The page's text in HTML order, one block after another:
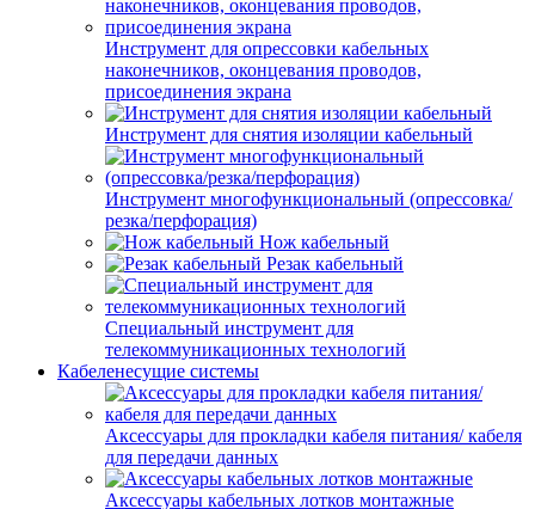
Инструмент для опрессовки кабельных
наконечников, оконцевания проводов,
присоединения экрана
Инструмент для снятия изоляции кабельный
Инструмент многофункциональный (опрессовка/
резка/перфорация)
Нож кабельный
Резак кабельный
Специальный инструмент для
телекоммуникационных технологий
Кабеленесущие системы
Аксессуары для прокладки кабеля питания/ кабеля
для передачи данных
Аксессуары кабельных лотков монтажные